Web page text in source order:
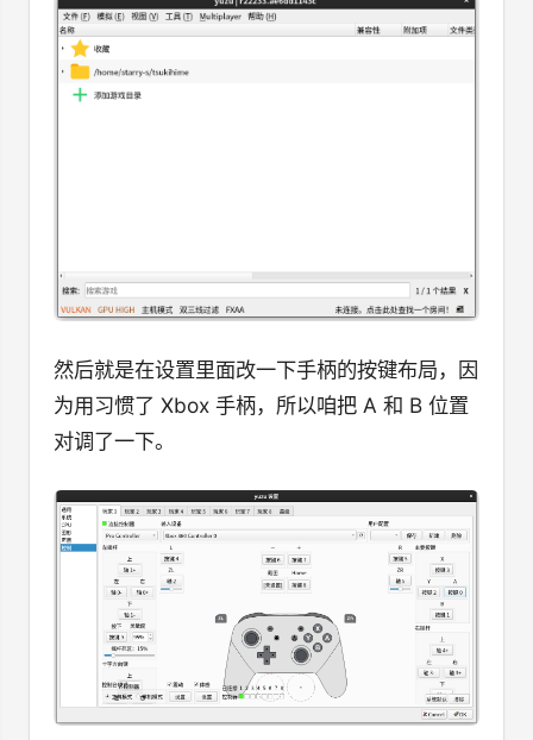
然后就是在设置里面改一下手柄的按键布局，因
为用习惯了 Xbox 手柄，所以咱把 A 和 B 位置
对调了一下。